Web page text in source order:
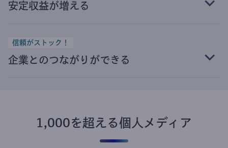
安定収益が増える
信頼がストック！
企業とのつながりができる
1,000を超える個人メディア